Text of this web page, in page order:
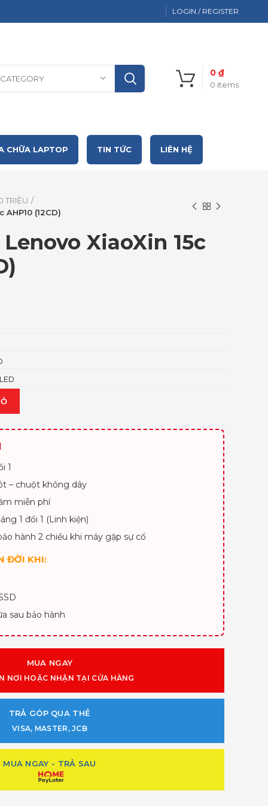
LOGIN / REGISTER
0 items
0₫
CHỮA LAPTOP TIN TỨC LIÊN HỆ
TRIỆU
AHP10 (12CD)
XiaoXin 15c
1
– chuột không dây
miễn phí
1 đổi 1 (Linh kiện)
hành 2 chiều khi máy gặp sự cố
ĐỜI KHI:
sau bảo hành
MUA NGAY
NƠI HOẶC NHẬN TẠI CỬA HÀNG
TRẢ GÓP QUA THẺ
VISA, MASTER, JCB
MUA NGAY - TRẢ SAU